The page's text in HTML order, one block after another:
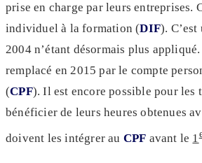
prise en charge par leurs entreprises.
individuel à la formation (DIF).
2004 n’étant désormais plus
remplacé en 2015 par le compte
(CPF). Il est encore possible pour les
bénéficier de leurs heures obtenues
doivent les intégrer au CPF avant le 1